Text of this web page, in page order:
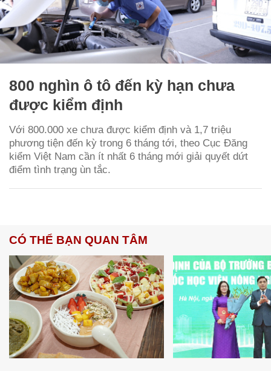
800 nghìn ô tô đến kỳ hạn chưa
được kiểm định
Với 800.000 xe chưa được kiểm định và 1,7 triệu
phương tiện đến kỳ trong 6 tháng tới, theo Cục Đăng
kiểm Việt Nam cần ít nhất 6 tháng mới giải quyết dứt
điểm tình trạng ùn tắc.
CÓ THỂ BẠN QUAN TÂM